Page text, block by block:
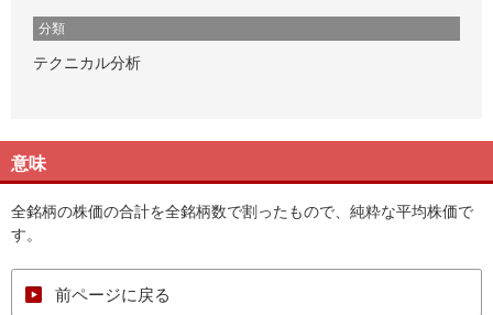
分類
テクニカル分析
意味
全銘柄の株価の合計を全銘柄数で割ったもので、純粋な平均株価で
す。
前ページに戻る